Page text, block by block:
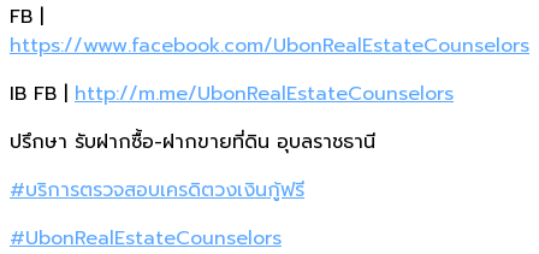
FB |
https://www.facebook.com/UbonRealEstateCounselors
IB FB | http://m.me/UbonRealEstateCounselors
ปรึกษา รับฝากซื้อ-ฝากขายที่ดิน อุบลราชธานี
#บริการตรวจสอบเครดิตวงเงินกู้ฟรี
#UbonRealEstateCounselors